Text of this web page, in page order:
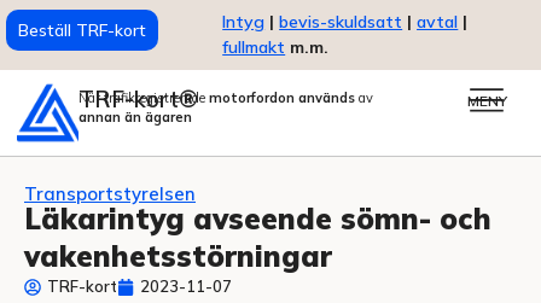
Beställ TRF-kort Intyg | bevis-skuldsatt | avtal |
fullmakt m.m.
TRF-kort®
När trafikregistrerade motorfordon används av
annan än ägaren
MENY
Transportstyrelsen
Läkarintyg avseende sömn- och
vakenhetsstörningar
TRF-kort 2023-11-07